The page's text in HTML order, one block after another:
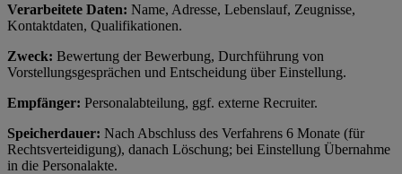
Verarbeitete Daten: Name, Adresse, Lebenslauf, Zeugnisse,
Kontaktdaten, Qualifikationen.
Zweck: Bewertung der Bewerbung, Durchführung von
Vorstellungsgesprächen und Entscheidung über Einstellung.
Empfänger: Personalabteilung, ggf. externe Recruiter.
Speicherdauer: Nach Abschluss des Verfahrens 6 Monate (für
Rechtsverteidigung), danach Löschung; bei Einstellung Übernahme
in die Personalakte.